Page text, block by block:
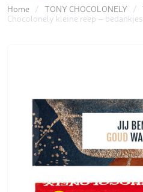
Home
/ TONY CHOCOLONELY /
Chocolonely kleine reep – bedankjes